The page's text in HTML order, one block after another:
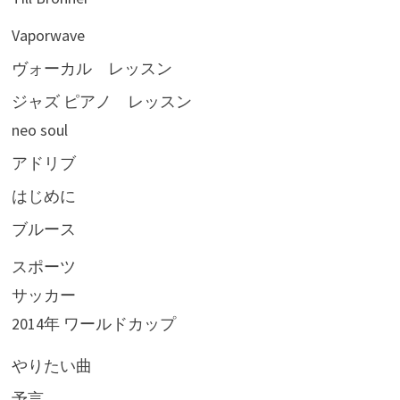
Vaporwave
ヴォーカル レッスン
ジャズ ピアノ レッスン
neo soul
アドリブ
はじめに
ブルース
スポーツ
サッカー
2014年 ワールドカップ
やりたい曲